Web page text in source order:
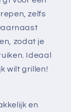
zelfs
zodat je
Ideaal
wilt grillen!
en